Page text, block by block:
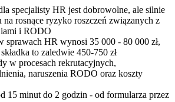
specjalisty HR jest dobrowolne, ale silnie
na rosnące ryzyko roszczeń związanych z
i RODO
sprawach HR wynosi 35 000 - 80 000 zł,
to zaledwie 450-750 zł
w procesach rekrutacyjnych,
naruszenia RODO oraz koszty
15 minut do 2 godzin - od formularza przez